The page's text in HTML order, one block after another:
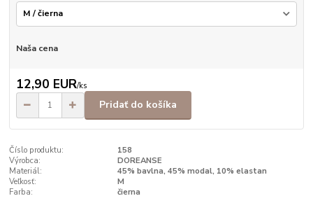
Naša cena
12,90 EUR/ks
Pridať do košíka
Číslo produktu:
158
Výrobca:
DOREANSE
Materiál:
45% bavlna, 45% modal, 10% elastan
Veľkosť:
M
Farba:
čierna